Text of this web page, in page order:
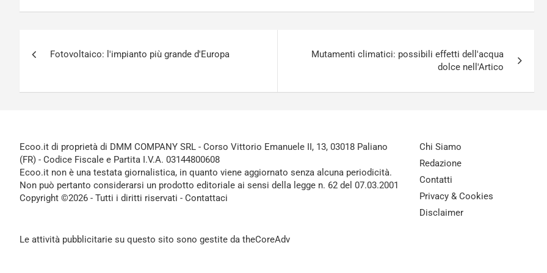
Fotovoltaico: l'impianto più grande d'Europa
Mutamenti climatici: possibili effetti dell'acqua
dolce nell'Artico
Ecoo.it di proprietà di DMM COMPANY SRL - Corso Vittorio Emanuele II, 13, 03018 Paliano
(FR) - Codice Fiscale e Partita I.V.A. 03144800608
Ecoo.it non è una testata giornalistica, in quanto viene aggiornato senza alcuna periodicità.
Non può pertanto considerarsi un prodotto editoriale ai sensi della legge n. 62 del 07.03.2001
Copyright ©2026 - Tutti i diritti riservati - Contattaci
Le attività pubblicitarie su questo sito sono gestite da theCoreAdv
Chi Siamo
Redazione
Contatti
Privacy & Cookies
Disclaimer